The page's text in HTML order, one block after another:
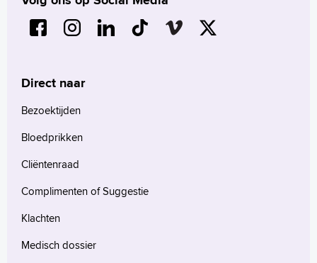
Direct naar
Bezoektijden
Bloedprikken
Cliëntenraad
Complimenten of Suggestie
Klachten
Medisch dossier